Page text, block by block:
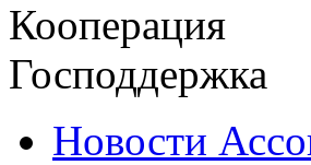
Кооперация
Господдержка
Новости